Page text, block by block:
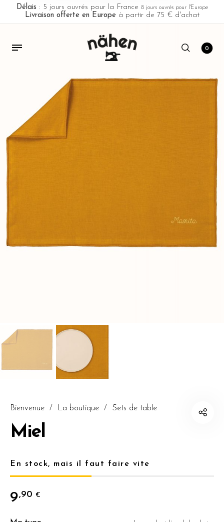
Délais : 5 jours ouvrés pour la France 8 jours ouvrés pour l'Europe
Livraison offerte en Europeà partir de 75 € d'achat
0
Bienvenue / La boutique / Sets de table
Miel
En stock, mais il faut faire vite
9,90 €